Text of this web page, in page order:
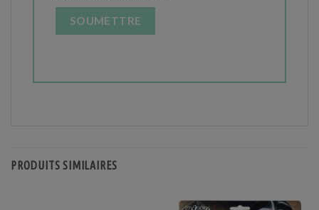
PRODUITS SIMILAIRES